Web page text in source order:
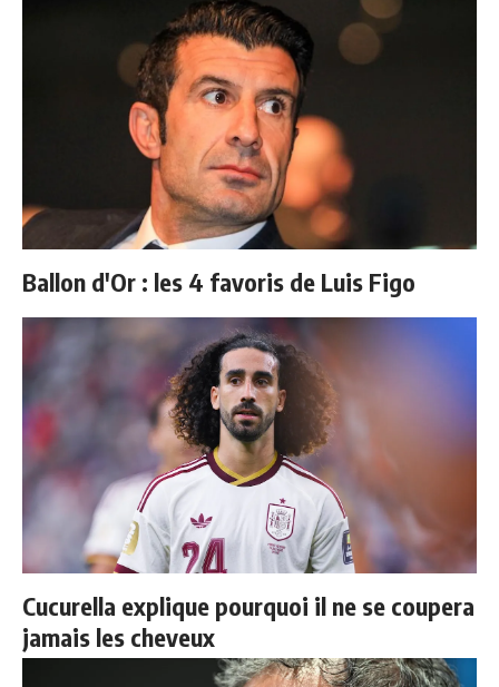
Ballon d'Or : les 4 favoris de Luis Figo
Cucurella explique pourquoi il ne se coupera
jamais les cheveux